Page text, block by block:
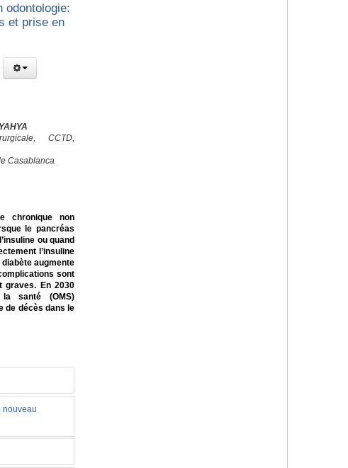
odontologie:
et prise en
CCTD,
Casablanca
chronique non
le pancréas
ou quand
l’insuline
augmente
sont
graves. En 2030
la santé (OMS)
de décès dans le
nouveau